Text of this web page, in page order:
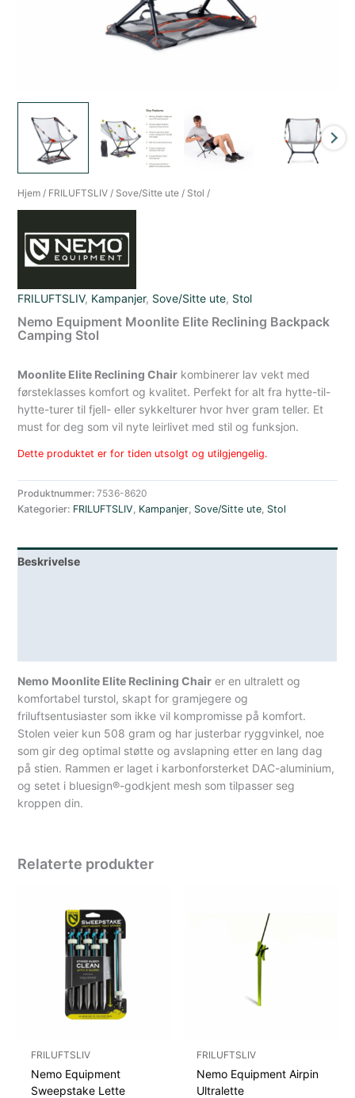
Hjem / FRILUFTSLIV / Sove/Sitte ute / Stol /
FRILUFTSLIV, Kampanjer, Sove/Sitte ute, Stol
Nemo Equipment Moonlite Elite Reclining Backpack
Camping Stol
Moonlite Elite Reclining Chair kombinerer lav vekt med
førsteklasses komfort og kvalitet. Perfekt for alt fra hytte-til-
hytte-turer til fjell- eller sykkelturer hvor hver gram teller. Et
must for deg som vil nyte leirlivet med stil og funksjon.
Dette produktet er for tiden utsolgt og utilgjengelig.
Produktnummer:7536-8620
Kategorier: FRILUFTSLIV, Kampanjer, Sove/Sitte ute, Stol
Beskrivelse
Nemo Moonlite Elite Reclining Chair er en ultralett og
komfortabel turstol, skapt for gramjegere og
friluftsentusiaster som ikke vil kompromisse på komfort.
Stolen veier kun 508 gram og har justerbar ryggvinkel, noe
som gir deg optimal støtte og avslapning etter en lang dag
på stien. Rammen er laget i karbonforsterket DAC-aluminium,
og setet i bluesign®-godkjent mesh som tilpasser seg
kroppen din.
Relaterte produkter
FRILUFTSLIV
Nemo Equipment
Sweepstake Lette
FRILUFTSLIV
Nemo Equipment Airpin
Ultralette